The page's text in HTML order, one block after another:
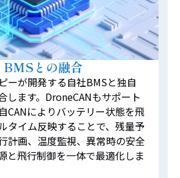
BMSとの融合
ーが開発する自社BMSと独自
します。DroneCANもサポート
CANによりバッテリー状態を飛
タイム反映することで、残量予
計画、温度監視、異常時の安全
と飛行制御を一体で最適化しま